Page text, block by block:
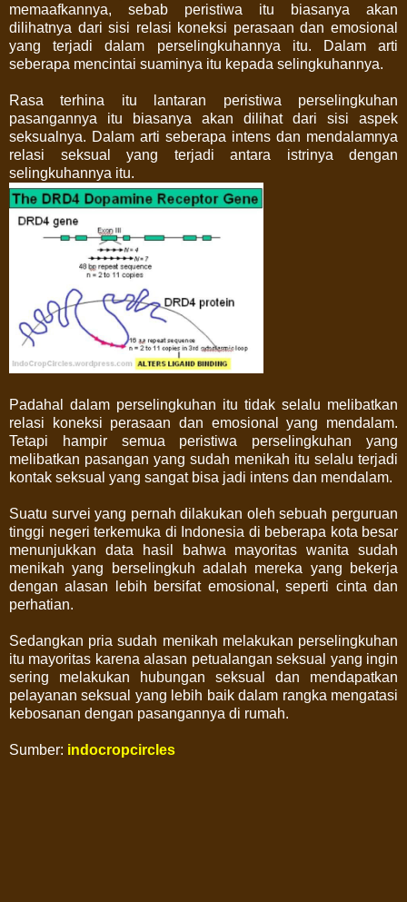
memaafkannya, sebab peristiwa itu biasanya akan
dilihatnya dari sisi relasi koneksi perasaan dan emosional
yang terjadi dalam perselingkuhannya itu. Dalam arti
seberapa mencintai suaminya itu kepada selingkuhannya.
Rasa terhina itu lantaran peristiwa perselingkuhan
pasangannya itu biasanya akan dilihat dari sisi aspek
seksualnya. Dalam arti seberapa intens dan mendalamnya
relasi seksual yang terjadi antara istrinya dengan
selingkuhannya itu.
Padahal dalam perselingkuhan itu tidak selalu melibatkan
relasi koneksi perasaan dan emosional yang mendalam.
Tetapi hampir semua peristiwa perselingkuhan yang
melibatkan pasangan yang sudah menikah itu selalu terjadi
kontak seksual yang sangat bisa jadi intens dan mendalam.
Suatu survei yang pernah dilakukan oleh sebuah perguruan
tinggi negeri terkemuka di Indonesia di beberapa kota besar
menunjukkan data hasil bahwa mayoritas wanita sudah
menikah yang berselingkuh adalah mereka yang bekerja
dengan alasan lebih bersifat emosional, seperti cinta dan
perhatian.
Sedangkan pria sudah menikah melakukan perselingkuhan
itu mayoritas karena alasan petualangan seksual yang ingin
sering melakukan hubungan seksual dan mendapatkan
pelayanan seksual yang lebih baik dalam rangka mengatasi
kebosanan dengan pasangannya di rumah.
Sumber: indocropcircles